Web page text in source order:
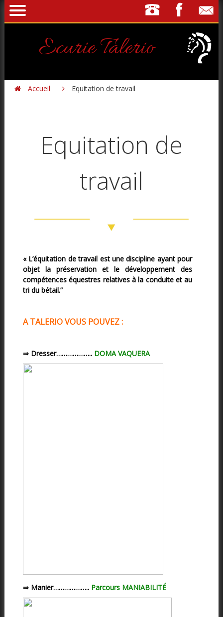
Ecurie Talerio
 Accueil  Equitation de travail
Equitation de
travail
« L’équitation de travail est une discipline ayant pour
objet la préservation et le développement des
compétences équestres relatives à la conduite et au
tri du bétail.”
A TALERIO VOUS POUVEZ :
⇒ Dresser……………….. DOMA VAQUERA
⇒ Manier……………….. Parcours MANIABILITÉ